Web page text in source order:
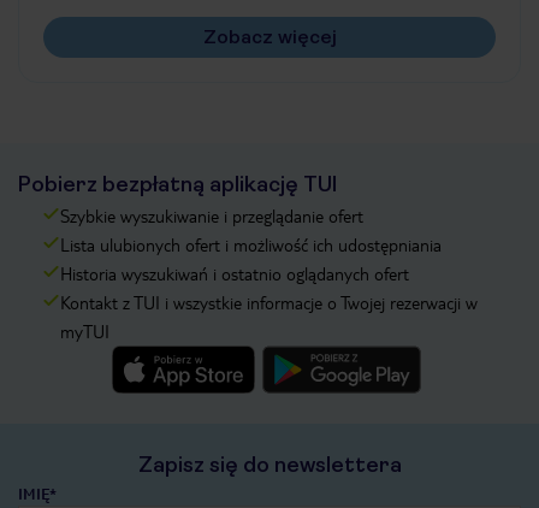
Zobacz więcej
Pobierz bezpłatną aplikację TUI
Szybkie wyszukiwanie i przeglądanie ofert
Lista ulubionych ofert i możliwość ich udostępniania
Historia wyszukiwań i ostatnio oglądanych ofert
Kontakt z TUI i wszystkie informacje o Twojej rezerwacji w
myTUI
Zapisz się do newslettera
IMIĘ*